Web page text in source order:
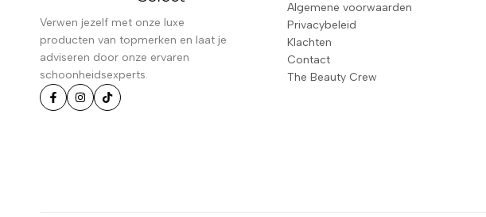
Verwen jezelf met onze luxe
producten van topmerken en laat je
adviseren door onze ervaren
schoonheidsexperts.
Algemene voorwaarden
Privacybeleid
Klachten
Contact
The Beauty Crew